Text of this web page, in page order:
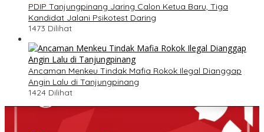
PDIP Tanjungpinang Jaring Calon Ketua Baru, Tiga
Kandidat Jalani Psikotest Daring
1473 Dilihat
Ancaman Menkeu Tindak Mafia Rokok Ilegal Dianggap
Angin Lalu di Tanjungpinang
1424 Dilihat